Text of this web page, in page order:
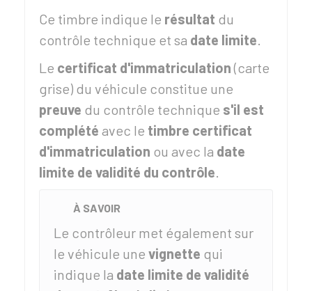
Ce timbre indique le résultat du
contrôle technique et sa date limite.
Le certificat d'immatriculation(carte
grise) du véhicule constitue une
preuve du contrôle technique s'il est
complété avec le timbre certificat
d'immatriculation ou avec la date
limite de validité du contrôle.
À SAVOIR
Le contrôleur met également sur
le véhicule une vignette qui
indique la date limite de validité